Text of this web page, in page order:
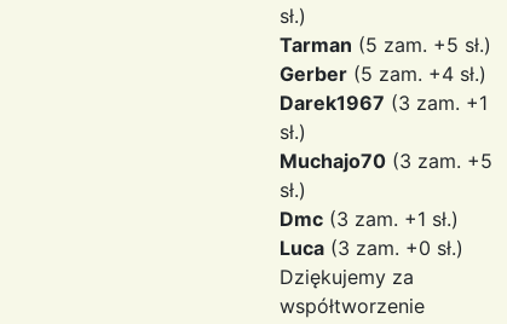
sł.)
Tarman (5 zam. +5 sł.)
Gerber (5 zam. +4 sł.)
Darek1967 (3 zam. +1
sł.)
Muchajo70 (3 zam. +5
sł.)
Dmc (3 zam. +1 sł.)
Luca (3 zam. +0 sł.)
Dziękujemy za
współtworzenie